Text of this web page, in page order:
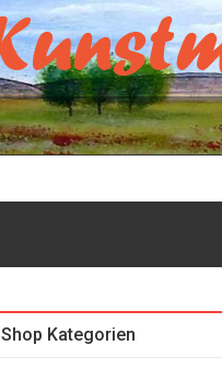
Shop Kategorien